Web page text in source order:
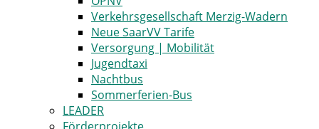
Verkehrsgesellschaft Merzig-Wadern
Neue SaarVV Tarife
Versorgung | Mobilität
Jugendtaxi
Nachtbus
Sommerferien-Bus
LEADER